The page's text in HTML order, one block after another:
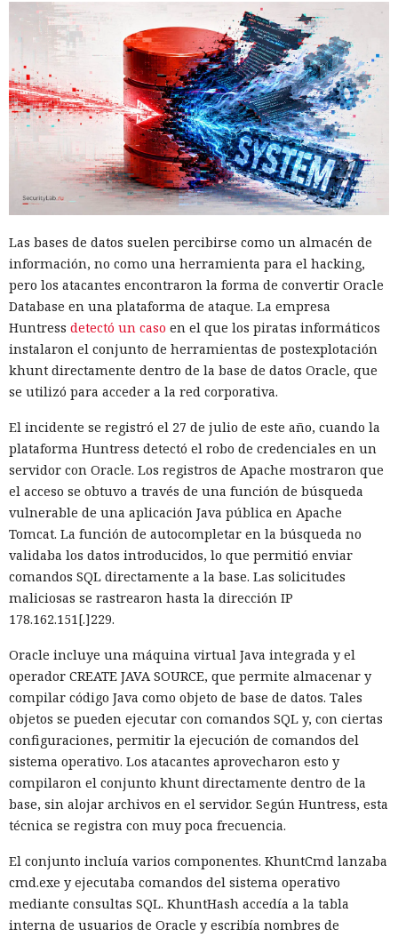
en Turbopack. Evita la configuración manual de la memoiza
ción que antes requería pasar el código por eltranspilador
Babel, y es capaz de reducir el tiempo de compilación en un
34% en arranque en frío y en un 46% en recompilación.
La mejora de rendimiento también afectó a la ejecución del
código. El paso a TypeScript versión 7, reescrito en Go, según
la estimación del equipo de Next.js acelera el
funcionamiento aproximadamente diez veces. En el
servidor, renunciar a la conversión de los web streams a
favor de los streams nativos de Node.js en toda la capa de
renderizado permite procesar un 22% más de solicitudes
sin cambiar el código de las aplicaciones.
Entre otras novedades figuran la unificación de la carga útil
para reducir el número de solicitudes de precarga, un
mejor caché de archivos estáticos, la herramienta de
depuración Instant Navigations, que muestra los
componentes lentos, documentación con soporte de
versiones para agentes de IA, límites propios de manejo de
errores y compatibilidad con importaciones de archivos tipo
«glob».
Las conversaciones sobre la pérdida de popularidad de
Next.js en favor de los frameworks Remix, Astro y Gatsby
aún no se confirman en los datos: según el director general
de Vercel, Guillermo Rauch, este año el número de
descargas del framework superó los mil millones — casi el
doble del año pasado, que fue de alrededor de 520 millones.
El sonado hackeo a Snowflake
no quedó impune: detenido el
autor, ya espera sentencia en
una celda.
10:34 / 07.08.2026
Hombre podría afrontar hasta 32 años de prisión por filtrar
secretos de 165 empresas.
Las bases de datos suelen percibirse como un almacén de
información, no como una herramienta para el hacking,
pero los atacantes encontraron la forma de convertir Oracle
Database en una plataforma de ataque. La empresa
Huntress detectó un caso en el que los piratas informáticos
instalaron el conjunto de herramientas de postexplotación
khunt directamente dentro de la base de datos Oracle, que
se utilizó para acceder a la red corporativa.
El incidente se registró el 27 de julio de este año, cuando la
plataforma Huntress detectó el robo de credenciales en un
servidor con Oracle. Los registros de Apache mostraron que
el acceso se obtuvo a través de una función de búsqueda
vulnerable de una aplicación Java pública en Apache
Tomcat. La función de autocompletar en la búsqueda no
validaba los datos introducidos, lo que permitió enviar
comandos SQL directamente a la base. Las solicitudes
maliciosas se rastrearon hasta la dirección IP
178.162.151[.]229.
Oracle incluye una máquina virtual Java integrada y el
operador CREATE JAVA SOURCE, que permite almacenar y
compilar código Java como objeto de base de datos. Tales
objetos se pueden ejecutar con comandos SQL y, con ciertas
configuraciones, permitir la ejecución de comandos del
sistema operativo. Los atacantes aprovecharon esto y
compilaron el conjunto khunt directamente dentro de la
base, sin alojar archivos en el servidor. Según Huntress, esta
técnica se registra con muy poca frecuencia.
El conjunto incluía varios componentes. KhuntCmd lanzaba
cmd.exe y ejecutaba comandos del sistema operativo
mediante consultas SQL. KhuntHash accedía a la tabla
interna de usuarios de Oracle y escribía nombres de